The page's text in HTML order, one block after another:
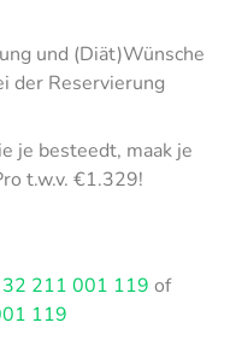
und (Diät)Wünsche
der Reservierung
je besteedt, maak je
t.w.v. €1.329!
211 001 119 of
119